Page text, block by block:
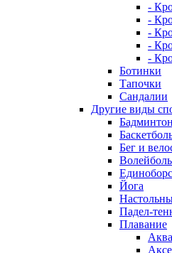
-
-
-
-
-
Ботинки
Тапочки
Сандалии
Другие виды
Бадминтон
Бег и
Йога
Падел-
Плавание